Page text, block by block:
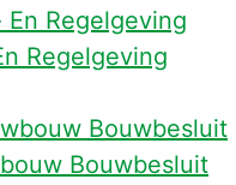
Regelgeving
Bouwbesluit